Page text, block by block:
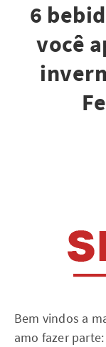
6
você
Bem vindos a
amo fazer